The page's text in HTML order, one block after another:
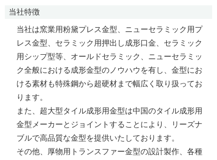
当社特徴
当社は窯業用粉黛プレス金型、ニューセラミック用プ
レス金型、セラミック用押出し成形口金、セラミック
用シップ型等、オールドセラミック、ニューセラミッ
ク全般における成形金型のノウハウを有し、金型にお
ける素材も特殊鋼から超硬材まで幅広く取り扱ってお
ります。
また、超大型タイル成形用金型は中国のタイル成形用
金型メーカーとジョイントすることにより、リーズナ
ブルで高品質な金型を提供いたしております。
その他、厚物用トランスファー金型の設計製作、各種